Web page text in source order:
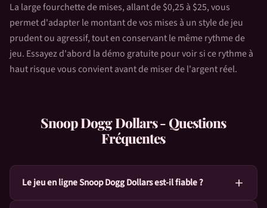
La large fourchette de mises, allant de $0,25 à $25, vous
permet d'adapter le montant de vos mises à un style de jeu
prudent ou agressif, tout en conservant le même rythme de
jeu. Essayez d'abord la démo gratuite pour voir si ce rythme à
haut risque vous convient avant de miser de l'argent réel.
Snoop Dogg Dollars- Questions
Fréquentes
Le jeu en ligne Snoop Dogg Dollars est-il fiable ?